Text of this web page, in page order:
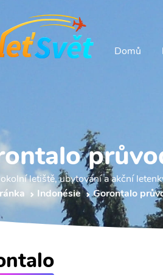
Domů
letiště, ubytování a akční
Indonésie Gorontalo